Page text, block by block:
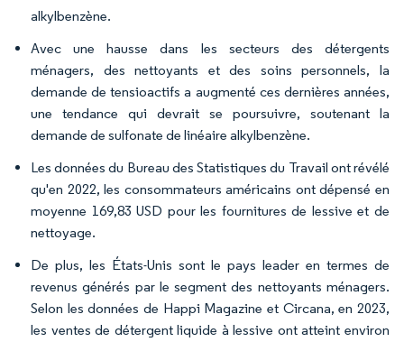
alkylbenzène.
Avec une hausse dans les secteurs des détergents
ménagers, des nettoyants et des soins personnels, la
demande de tensioactifs a augmenté ces dernières années,
une tendance qui devrait se poursuivre, soutenant la
demande de sulfonate de linéaire alkylbenzène.
Les données du Bureau des Statistiques du Travail ont révélé
qu'en 2022, les consommateurs américains ont dépensé en
moyenne 169,83 USD pour les fournitures de lessive et de
nettoyage.
De plus, les États-Unis sont le pays leader en termes de
revenus générés par le segment des nettoyants ménagers.
Selon les données de Happi Magazine et Circana, en 2023,
les ventes de détergent liquide à lessive ont atteint environ